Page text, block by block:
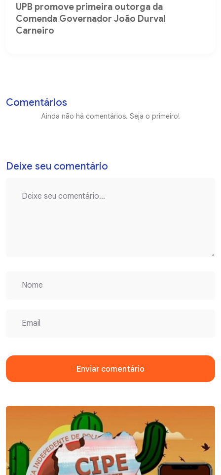
UPB promove primeira outorga da
Comenda Governador João Durval
Carneiro
Comentários
Ainda não há comentários. Seja o primeiro!
Deixe seu comentário
Enviar comentário